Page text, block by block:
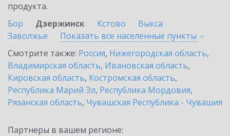
продукта.
Бор
Дзержинск Кстово
Выкса
Заволжье
Показать все населенные пункты
Смотрите также: Россия, Нижегородская область,
Владимирская область, Ивановская область,
Кировская область, Костромская область,
Республика Марий Эл, Республика Мордовия,
Рязанская область, Чувашская Республика - Чувашия
Партнеры в вашем регионе: